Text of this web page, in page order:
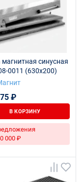
магнитная синусная
0011 (630х200)
₽
В КОРЗИНУ
000 ₽